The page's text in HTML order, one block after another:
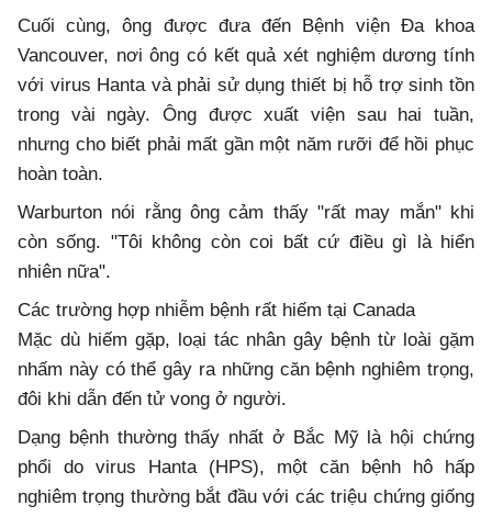
Cuối cùng, ông được đưa đến Bệnh viện Đa khoa
Vancouver, nơi ông có kết quả xét nghiệm dương tính
với virus Hanta và phải sử dụng thiết bị hỗ trợ sinh tồn
trong vài ngày. Ông được xuất viện sau hai tuần,
nhưng cho biết phải mất gần một năm rưỡi để hồi phục
hoàn toàn.
Warburton nói rằng ông cảm thấy "rất may mắn" khi
còn sống. "Tôi không còn coi bất cứ điều gì là hiển
nhiên nữa".
Các trường hợp nhiễm bệnh rất hiếm tại Canada
Mặc dù hiếm gặp, loại tác nhân gây bệnh từ loài gặm
nhấm này có thể gây ra những căn bệnh nghiêm trọng,
đôi khi dẫn đến tử vong ở người.
Dạng bệnh thường thấy nhất ở Bắc Mỹ là hội chứng
phổi do virus Hanta (HPS), một căn bệnh hô hấp
nghiêm trọng thường bắt đầu với các triệu chứng giống